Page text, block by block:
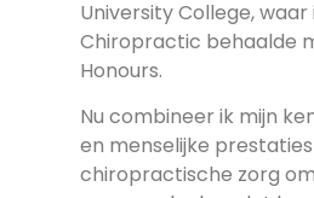
University College,
Chiropractic behaalde
Honours.
Nu combineer ik mijn
en menselijke
chiropractische zorg